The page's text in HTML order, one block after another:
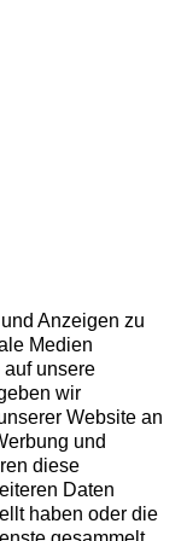
Anzeigen zu
Medien
unsere
wir
Website an
und
diese
Daten
haben oder die